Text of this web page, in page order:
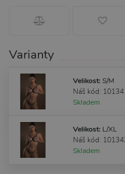
Varianty
Velikost: S/M
Náš kód:
Skladem
Velikost: L/XL
Náš kód:
Skladem